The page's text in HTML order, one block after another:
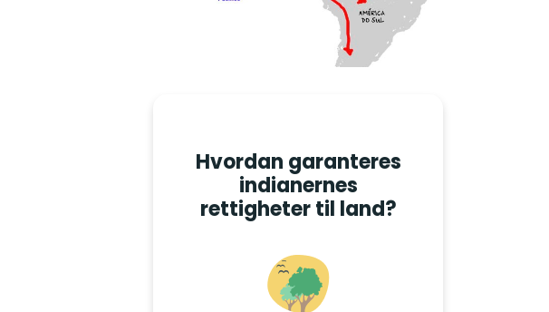
Hvordan garanteres
indianernes
rettigheter til land?